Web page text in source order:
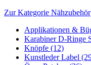
Zur Kategorie Nähzubehör
Applikationen &
Karabiner D-Ringe
Knöpfe (12)
Kunstleder Label